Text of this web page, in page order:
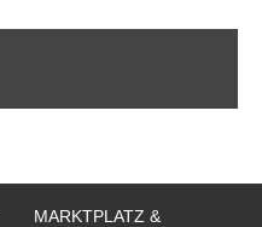
MARKTPLATZ &